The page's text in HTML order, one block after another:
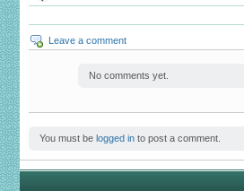
Leave a comment
No comments yet.
You must be logged in to post a comment.